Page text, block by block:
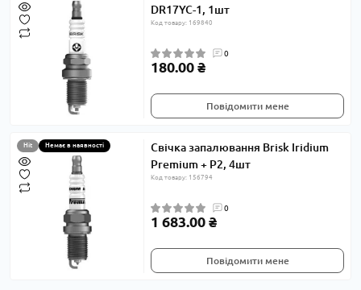
DR17YC-1, 1шт
Код товару: 169840
0
180.00 ₴
Повідомити мене
Hit Немає в наявності
Свічка запалювання Brisk Iridium
Premium + P2, 4шт
Код товару: 156794
0
1 683.00 ₴
Повідомити мене